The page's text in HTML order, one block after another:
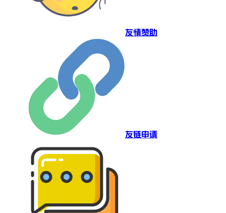
友情赞助
友链申请